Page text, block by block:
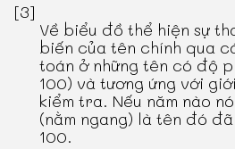
[3]
Về biểu đồ thể hiện sự
biến của tên chính qua
toán ở những tên có độ
100) và tương ứng với
kiểm tra. Nếu năm nào
(nằm ngang) là tên đó
100.